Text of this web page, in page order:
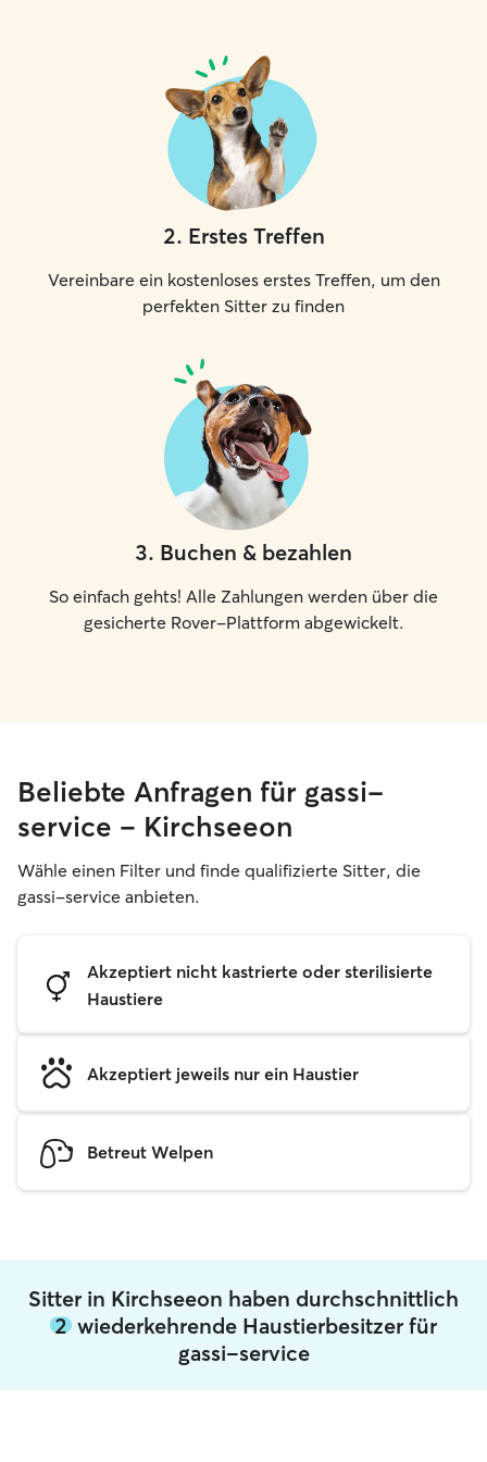
2. Erstes Treffen
Vereinbare ein kostenloses erstes Treffen, um den
perfekten Sitter zu finden
3. Buchen & bezahlen
So einfach gehts! Alle Zahlungen werden über die
gesicherte Rover-Plattform abgewickelt.
Beliebte Anfragen für gassi-
service – Kirchseeon
Wähle einen Filter und finde qualifizierte Sitter, die
gassi-service anbieten.
Akzeptiert nicht kastrierte oder sterilisierte
Haustiere
Akzeptiert jeweils nur ein Haustier
Betreut Welpen
Sitter in Kirchseeon haben durchschnittlich
2 wiederkehrende Haustierbesitzer für
gassi-service